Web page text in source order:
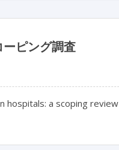
ピング調査
hospitals: a scoping review